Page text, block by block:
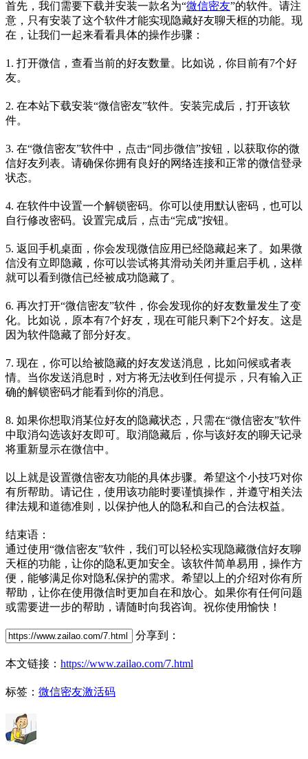
首先，我们需要下载并安装一款名为“微信密友”的软件。请注
意，只有安装了这个软件才能实现隐藏好友聊天框的功能。现
在，让我们一起来看看具体的操作步骤：
1. 打开微信，查看当前的好友数量。比如说，你目前有7个好
友。
2. 在本站下载安装“微信密友”软件。安装完成后，打开该软
件。
3. 在“微信密友”软件中，点击“同步微信”按钮，以获取你的微
信好友列表。请确保你拥有良好的网络连接和正常的微信登录
状态。
4. 在软件中设置一个解锁密码。你可以使用默认密码，也可以
自行修改密码。设置完成后，点击“完成”按钮。
5. 返回手机桌面，你会发现微信应用已经隐藏起来了。如果微
信没有立即隐藏，你可以尝试将其滑动关闭并重启手机，这样
就可以看到微信已经被成功隐藏了。
6. 再次打开“微信密友”软件，你会发现你的好友数量发生了变
化。比如说，原本有7个好友，现在可能只剩下2个好友。这是
因为软件隐藏了部分好友。
7. 现在，你可以给被隐藏的好友发送消息，比如问候或者表
情。当你发送消息时，对方将无法收到任何提示，只有输入正
确的解锁密码才能看到你的消息。
8. 如果你想取消某位好友的隐藏状态，只需在“微信密友”软件
中取消勾选该好友即可。取消隐藏后，你与该好友的聊天记录
将重新显示在微信中。
以上就是设置微信密友功能的具体步骤。希望这个小技巧对你
有所帮助。请记住，使用该功能时要谨慎操作，并遵守相关法
律法规和道德准则，以保护他人的隐私和自己的合法权益。
结束语：
通过使用“微信密友”软件，我们可以轻松实现隐藏微信好友聊
天框的功能，让你的隐私更加安全。该软件简单易用，操作方
便，能够满足你对隐私保护的需求。希望以上的介绍对你有所
帮助，让你在使用微信时更加自在和放心。如果你有任何问题
或需要进一步的帮助，请随时向我咨询。祝你使用愉快！
分享到：
本文链接： https://www.zailao.com/7.html
标签： 微信密友激活码